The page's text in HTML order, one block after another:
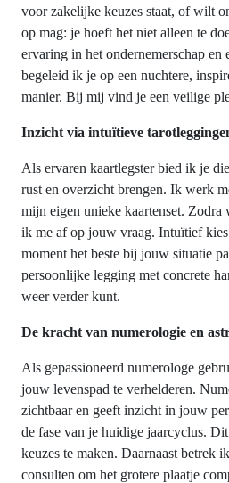
voor zakelijke keuzes staat, of wilt
op mag: je hoeft het niet alleen te
ervaring in het ondernemerschap en
begeleid ik je op een nuchtere,
manier. Bij mij vind je een veilige
Inzicht via intuïtieve
Als ervaren kaartlegster bied ik je
rust en overzicht brengen. Ik werk
mijn eigen unieke kaartenset. Zodra
ik me af op jouw vraag. Intuïtief
moment het beste bij jouw situatie
persoonlijke legging met concrete
weer verder kunt.
De kracht van numerologie en
Als gepassioneerd numerologe
jouw levenspad te verhelderen.
zichtbaar en geeft inzicht in jouw
de fase van je huidige jaarcyclus.
keuzes te maken. Daarnaast betrek
consulten om het grotere plaatje